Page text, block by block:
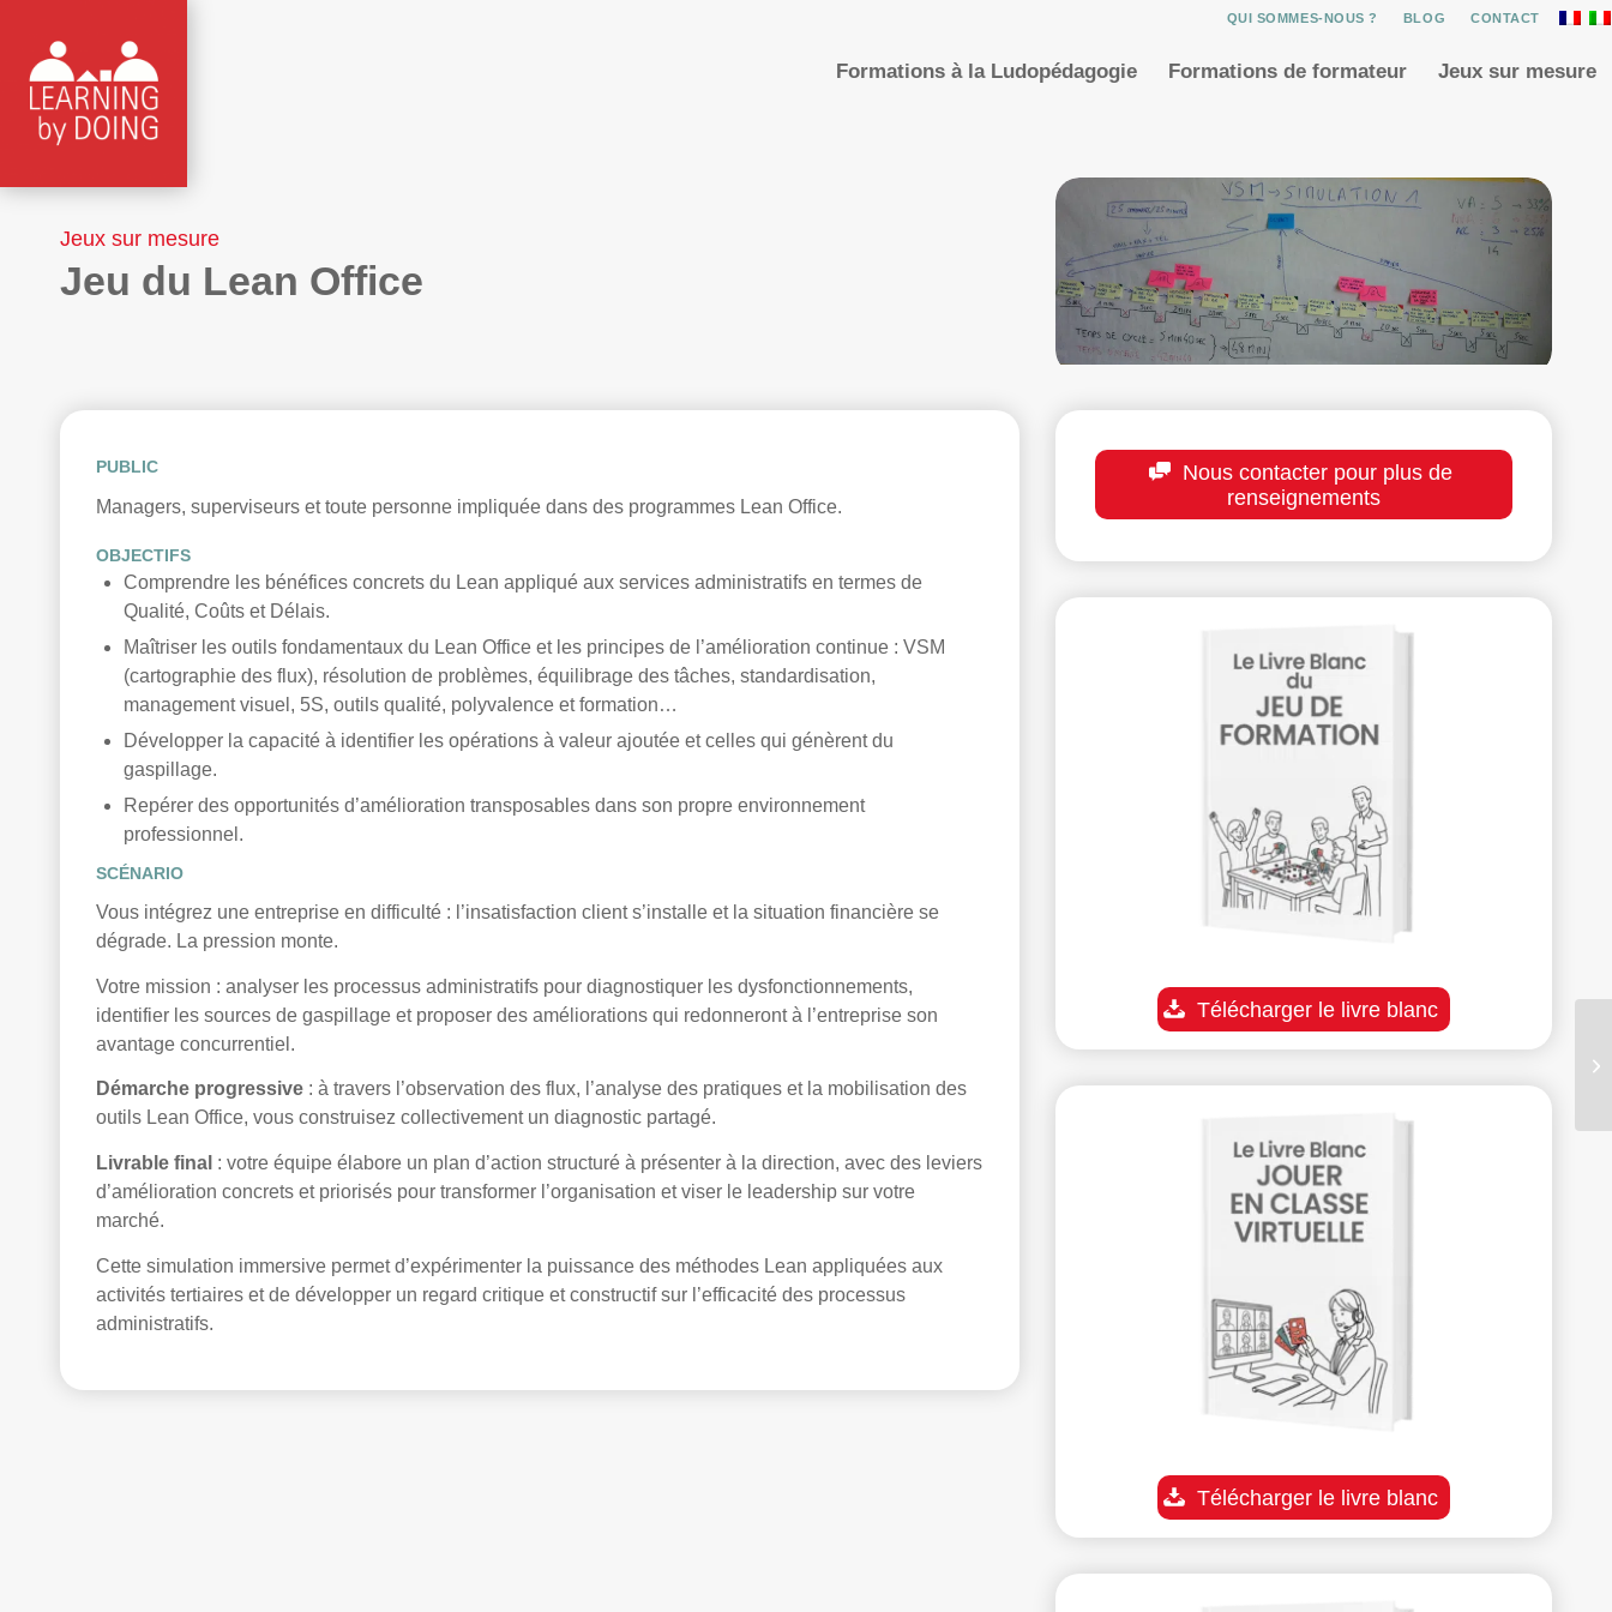
QUI SOMMES-NOUS ? BLOG CONTACT
Formations à la Ludopédagogie Formations de formateur Jeux sur mesure
Jeux sur mesure
Jeu du Lean Office
PUBLIC
Managers, superviseurs et toute personne impliquée dans des programmes Lean Office.
OBJECTIFS
Comprendre les bénéfices concrets du Lean appliqué aux services administratifs en termes de
Qualité, Coûts et Délais.
Maîtriser les outils fondamentaux du Lean Office et les principes de l’amélioration continue : VSM
(cartographie des flux), résolution de problèmes, équilibrage des tâches, standardisation,
management visuel, 5S, outils qualité, polyvalence et formation…
Développer la capacité à identifier les opérations à valeur ajoutée et celles qui génèrent du
gaspillage.
Repérer des opportunités d’amélioration transposables dans son propre environnement
professionnel.
SCÉNARIO
Vous intégrez une entreprise en difficulté : l’insatisfaction client s’installe et la situation financière se
dégrade. La pression monte.
Votre mission : analyser les processus administratifs pour diagnostiquer les dysfonctionnements,
identifier les sources de gaspillage et proposer des améliorations qui redonneront à l’entreprise son
avantage concurrentiel.
Démarche progressive : à travers l’observation des flux, l’analyse des pratiques et la mobilisation des
outils Lean Office, vous construisez collectivement un diagnostic partagé.
Livrable final : votre équipe élabore un plan d’action structuré à présenter à la direction, avec des leviers
d’amélioration concrets et priorisés pour transformer l’organisation et viser le leadership sur votre
marché.
Cette simulation immersive permet d’expérimenter la puissance des méthodes Lean appliquées aux
activités tertiaires et de développer un regard critique et constructif sur l’efficacité des processus
administratifs.
Nous contacter pour plus de
renseignements
Télécharger le livre blanc
Télécharger le livre blanc